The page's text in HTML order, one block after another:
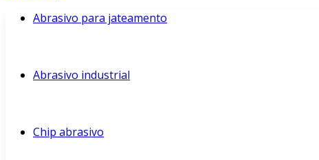
Abrasivo para jateamento
Abrasivo industrial
Chip abrasivo